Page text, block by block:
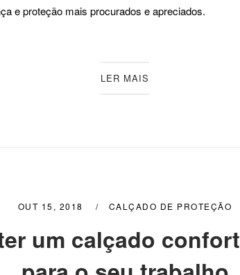
e proteção mais procurados e apreciados.
LER MAIS
OUT 15, 2018 CALÇADO DE PROTEÇÃO
um calçado